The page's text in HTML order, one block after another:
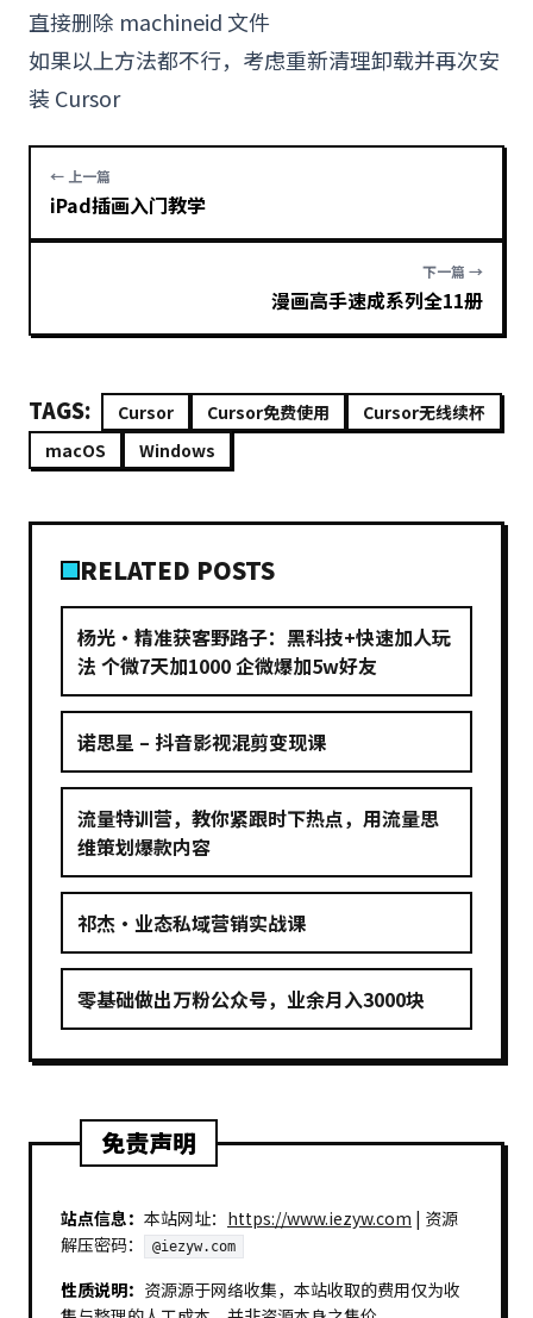
直接删除 machineid 文件
如果以上方法都不行，考虑重新清理卸载并再次安
装 Cursor
← 上一篇
iPad插画入门教学
下一篇 →
漫画高手速成系列全11册
TAGS: Cursor Cursor免费使用
Cursor无线续杯
macOS
Windows
RELATED POSTS
杨光·精准获客野路子：黑科技+快速加人玩
法 个微7天加1000 企微爆加5w好友
诺思星 – 抖音影视混剪变现课
流量特训营，教你紧跟时下热点，用流量思
维策划爆款内容
祁杰·业态私域营销实战课
零基础做出万粉公众号，业余月入3000块
免责声明
站点信息： 本站网址： https://www.iezyw.com | 资源
解压密码：
@iezyw.com
性质说明： 资源源于网络收集，本站收取的费用仅为收